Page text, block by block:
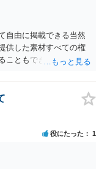
りません。完全無償・
ての側面が強く評価さ
場合は「商業利用」と
あります。 公開前に変
アドバイスするにも限
護士に相談されること
自由に掲載できる当然
供した素材すべての権
こともできません。 ご
体のロゴ、商品情報、
通常、著作物には当た
ト等が含まれる場合に
す。 また、人物写真
体本人に帰属します
したイラストやバナー
役にたった 1